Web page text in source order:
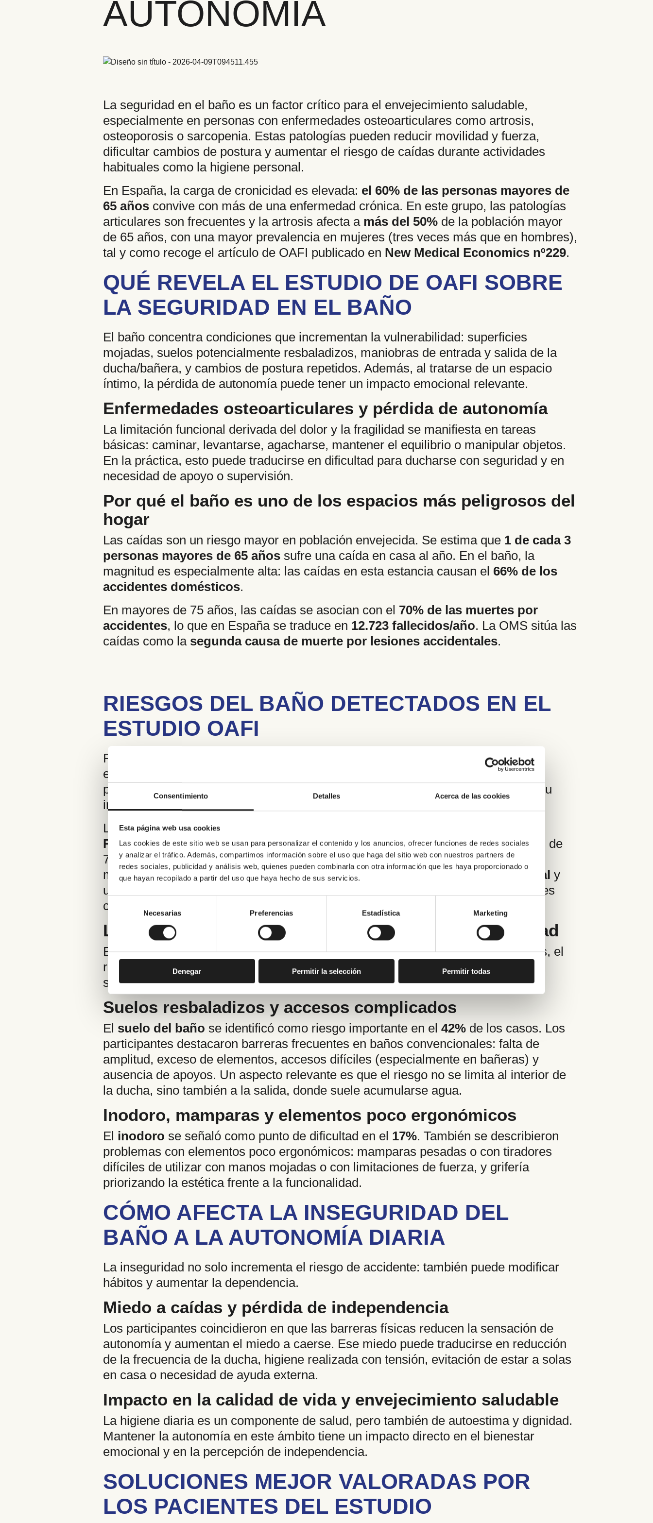
Consentimiento Detalles Acerca de las cookies
Esta página web usa cookies
Las cookies de este sitio web se usan para personalizar el contenido y los anuncios, ofrecer funciones de redes sociales
y analizar el tráfico. Además, compartimos información sobre el uso que haga del sitio web con nuestros partners de
redes sociales, publicidad y análisis web, quienes pueden combinarla con otra información que les haya proporcionado o
que hayan recopilado a partir del uso que haya hecho de sus servicios.
de
consentimiento
Necesarias Preferencias Estadística Marketing
Denegar Permitir la selección Permitir todas
AUTONOMÍA
La seguridad en el baño es un factor crítico para el envejecimiento saludable,
especialmente en personas con enfermedades osteoarticulares como artrosis,
osteoporosis o sarcopenia. Estas patologías pueden reducir movilidad y fuerza,
dificultar cambios de postura y aumentar el riesgo de caídas durante actividades
habituales como la higiene personal.
En España, la carga de cronicidad es elevada: el 60% de las personas mayores de
65 años convive con más de una enfermedad crónica. En este grupo, las patologías
articulares son frecuentes y la artrosis afecta a más del 50% de la población mayor
de 65 años, con una mayor prevalencia en mujeres (tres veces más que en hombres),
tal y como recoge el artículo de OAFI publicado en New Medical Economics nº229.
QUÉ REVELA EL ESTUDIO DE OAFI SOBRE
LA SEGURIDAD EN EL BAÑO
El baño concentra condiciones que incrementan la vulnerabilidad: superficies
mojadas, suelos potencialmente resbaladizos, maniobras de entrada y salida de la
ducha/bañera, y cambios de postura repetidos. Además, al tratarse de un espacio
íntimo, la pérdida de autonomía puede tener un impacto emocional relevante.
Enfermedades osteoarticulares y pérdida de autonomía
La limitación funcional derivada del dolor y la fragilidad se manifiesta en tareas
básicas: caminar, levantarse, agacharse, mantener el equilibrio o manipular objetos.
En la práctica, esto puede traducirse en dificultad para ducharse con seguridad y en
necesidad de apoyo o supervisión.
Por qué el baño es uno de los espacios más peligrosos del
hogar
Las caídas son un riesgo mayor en población envejecida. Se estima que 1 de cada 3
personas mayores de 65 años sufre una caída en casa al año. En el baño, la
magnitud es especialmente alta: las caídas en esta estancia causan el 66% de los
accidentes domésticos.
En mayores de 75 años, las caídas se asocian con el 70% de las muertes por
accidentes, lo que en España se traduce en 12.723 fallecidos/año. La OMS sitúa las
caídas como la segunda causa de muerte por lesiones accidentales.
RIESGOS DEL BAÑO DETECTADOS EN EL
ESTUDIO OAFI
Para analizar esta realidad desde la experiencia del paciente, OAFI impulsó un
estudio con la colaboración de Renoveduch, enmarcado en
OAFI Space, un
programa que analiza, evalúa y certifica espacios, productos y servicios según su
impacto en salud articular y calidad de vida.
La investigación contó con asociaciones como
RHEUMATOS. Participaron12 personas, mayoritariamente mujeres y mayores de
70 años, con artrosis, osteoporosis y otras limitaciones osteoarticulares. La
metodología combinó una sesión grupal basada en la técnica de
Grupo Nominal y
una encuesta individual posterior, lo que permitió priorizar problemas y soluciones
con un enfoque participativo.
La bañera y la ducha como principal foco de inseguridad
El principal foco de inseguridad señalado fue laducha o bañera(67%). Además, el
riesgo fue vivido de forma directa:la mitadde los participantes reconoció haber
sufrido un resbalón, un susto o incluso una caída en el baño.
Suelos resbaladizos y accesos complicados
El suelo del baño se identificó como riesgo importante en el 42% de los casos. Los
participantes destacaron barreras frecuentes en baños convencionales: falta de
amplitud, exceso de elementos, accesos difíciles (especialmente en bañeras) y
ausencia de apoyos. Un aspecto relevante es que el riesgo no se limita al interior de
la ducha, sino también a la salida, donde suele acumularse agua.
Inodoro, mamparas y elementos poco ergonómicos
El inodoro se señaló como punto de dificultad en el 17%. También se describieron
problemas con elementos poco ergonómicos: mamparas pesadas o con tiradores
difíciles de utilizar con manos mojadas o con limitaciones de fuerza, y grifería
priorizando la estética frente a la funcionalidad.
CÓMO AFECTA LA INSEGURIDAD DEL
BAÑO A LA AUTONOMÍA DIARIA
La inseguridad no solo incrementa el riesgo de accidente: también puede modificar
hábitos y aumentar la dependencia.
Miedo a caídas y pérdida de independencia
Los participantes coincidieron en que las barreras físicas reducen la sensación de
autonomía y aumentan el miedo a caerse. Ese miedo puede traducirse en reducción
de la frecuencia de la ducha, higiene realizada con tensión, evitación de estar a solas
en casa o necesidad de ayuda externa.
Impacto en la calidad de vida y envejecimiento saludable
La higiene diaria es un componente de salud, pero también de autoestima y dignidad.
Mantener la autonomía en este ámbito tiene un impacto directo en el bienestar
emocional y en la percepción de independencia.
SOLUCIONES MEJOR VALORADAS POR
LOS PACIENTES DEL ESTUDIO